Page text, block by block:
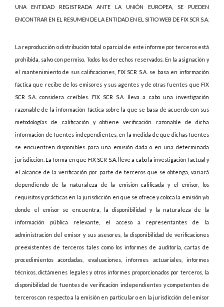
UNA ENTIDAD REGISTRADA ANTE LA UNIÓN EUROPEA, SE PUEDEN
ENCONTRAR EN EL RESUMEN DE LA ENTIDAD EN EL SITIO WEB DE FIX SCR S.A.
La reproducción o distribución total o parcial de este informe por terceros está
prohibida, salvo con permiso. Todos los derechos reservados. En la asignación y
el mantenimiento de sus calificaciones, FIX SCR S.A. se basa en información
fáctica que recibe de los emisores y sus agentes y de otras fuentes que FIX
SCR S.A. considera creíbles. FIX SCR S.A. lleva a cabo una investigación
razonable de la información fáctica sobre la que se basa de acuerdo con sus
metodologías de calificación y obtiene verificación razonable de dicha
información de fuentes independientes, en la medida de que dichas fuentes
se encuentren disponibles para una emisión dada o en una determinada
jurisdicción. La forma en que FIX SCR S.A. lleve a cabo la investigación factual y
el alcance de la verificación por parte de terceros que se obtenga, variará
dependiendo de la naturaleza de la emisión calificada y el emisor, los
requisitos y prácticas en la jurisdicción en que se ofrece y coloca la emisión y/o
donde el emisor se encuentra, la disponibilidad y la naturaleza de la
información pública relevante, el acceso a representantes de la
administración del emisor y sus asesores, la disponibilidad de verificaciones
preexistentes de terceros tales como los informes de auditoría, cartas de
procedimientos acordadas, evaluaciones, informes actuariales, informes
técnicos, dictámenes legales y otros informes proporcionados por terceros, la
disponibilidad de fuentes de verificación independientes y competentes de
terceros con respecto a la emisión en particular o en la jurisdicción del emisor